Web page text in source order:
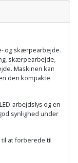
og skærpearbejde.
skærpearbejde,
Maskinen kan
den kompakte
arbejdslys og en
synlighed under
at forberede til